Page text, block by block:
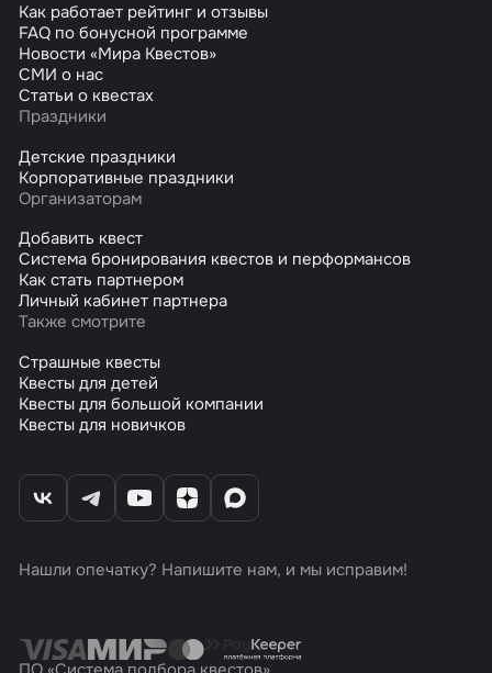
Как работает рейтинг и отзывы
FAQ по бонусной программе
Новости «Мира Квестов»
СМИ о нас
Статьи о квестах
Праздники
Детские праздники
Корпоративные праздники
Организаторам
Добавить квест
Система бронирования квестов и перформансов
Как стать партнером
Личный кабинет партнера
Также смотрите
Страшные квесты
Квесты для детей
Квесты для большой компании
Квесты для новичков
Нашли опечатку? Напишите нам, и мы исправим!